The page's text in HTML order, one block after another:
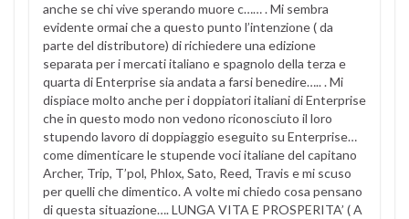
anche se chi vive sperando muore c…… . Mi sembra
evidente ormai che a questo punto l’intenzione ( da
parte del distributore) di richiedere una edizione
separata per i mercati italiano e spagnolo della terza e
quarta di Enterprise sia andata a farsi benedire….. . Mi
dispiace molto anche per i doppiatori italiani di Enterprise
che in questo modo non vedono riconosciuto il loro
stupendo lavoro di doppiaggio eseguito su Enterprise…
come dimenticare le stupende voci italiane del capitano
Archer, Trip, T’pol, Phlox, Sato, Reed, Travis e mi scuso
per quelli che dimentico. A volte mi chiedo cosa pensano
di questa situazione…. LUNGA VITA E PROSPERITA’ ( A